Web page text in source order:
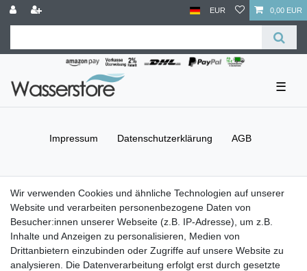
EUR 0,00 EUR
☰
Impressum Daten­schutz­erklärung AGB
Vertrag widerrufen Kontakt
Versand- & Zahlungsbedingungen
Wir verwenden Cookies und ähnliche Technologien auf unserer
Website und verarbeiten personenbezogene Daten von
Besucher:innen unserer Webseite (z.B. IP-Adresse), um z.B.
Inhalte und Anzeigen zu personalisieren, Medien von
Drittanbietern einzubinden oder Zugriffe auf unsere Website zu
analysieren. Die Datenverarbeitung erfolgt erst durch gesetzte